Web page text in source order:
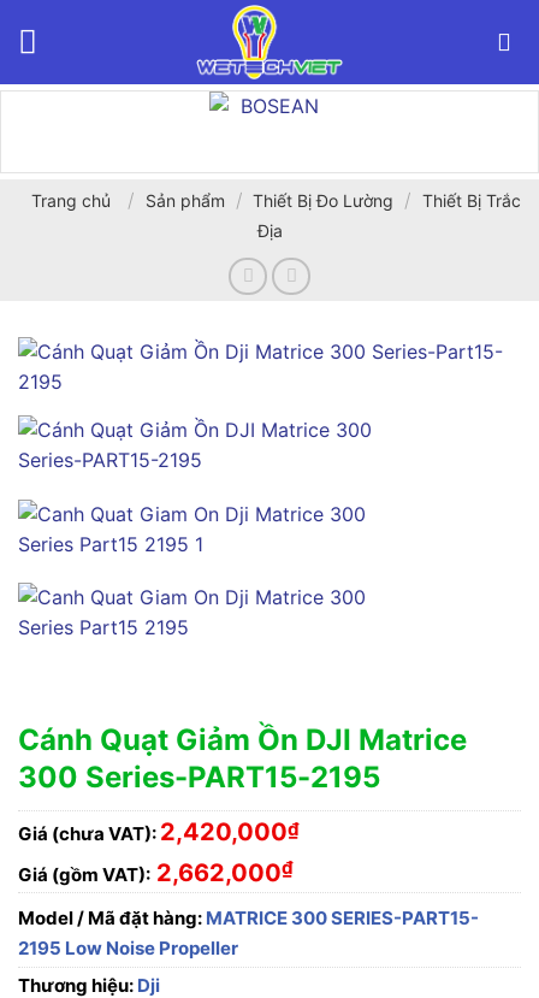
Trang chủ / Sản phẩm / Thiết Bị Đo Lường / Thiết Bị Trắc
Địa
Cánh Quạt Giảm Ồn DJI Matrice
300 Series-PART15-2195
Giá (chưa VAT): 2,420,000₫
Giá (gồm VAT): 2,662,000₫
Model / Mã đặt hàng: MATRICE 300 SERIES-PART15-
2195 Low Noise Propeller
Thương hiệu: Dji